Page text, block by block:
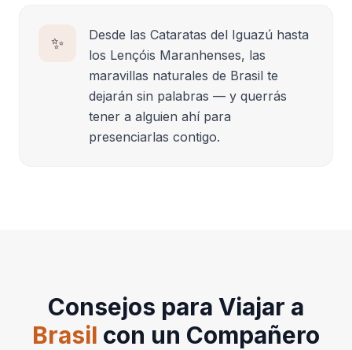
✨
Desde las Cataratas del Iguazú hasta
los Lençóis Maranhenses, las
maravillas naturales de Brasil te
dejarán sin palabras — y querrás
tener a alguien ahí para
presenciarlas contigo.
Consejos para Viajar a
Brasil con un Compañero